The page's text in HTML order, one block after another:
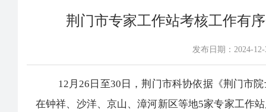
荆门市专家工作站考核工作有
发布日期：2024-
12月26日至30日，荆门市科协依据《荆门市院
在钟祥、沙洋、京山、漳河新区等地5家专家工作